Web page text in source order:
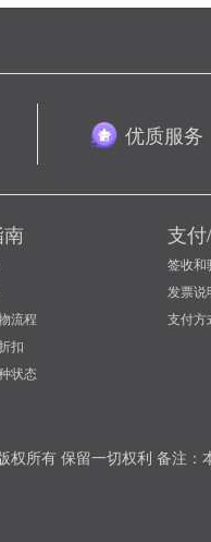
优质服务
流程
扣
状态
支
签收和
发票说
支付方
所有 保留一切权利 备注